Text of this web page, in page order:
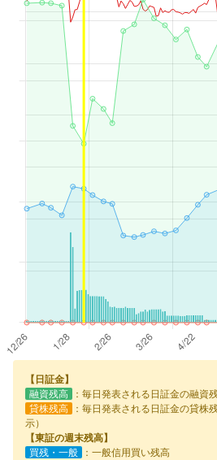
【日証金】
融資残高
：毎日発表される日証金の融資
貸株残高
：毎日発表される日証金の貸株
示）
【東証の週末残高】
買残・一般
：一般信用買い残高